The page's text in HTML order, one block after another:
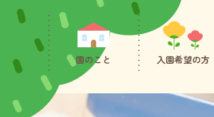
園のこと 入園希望の方